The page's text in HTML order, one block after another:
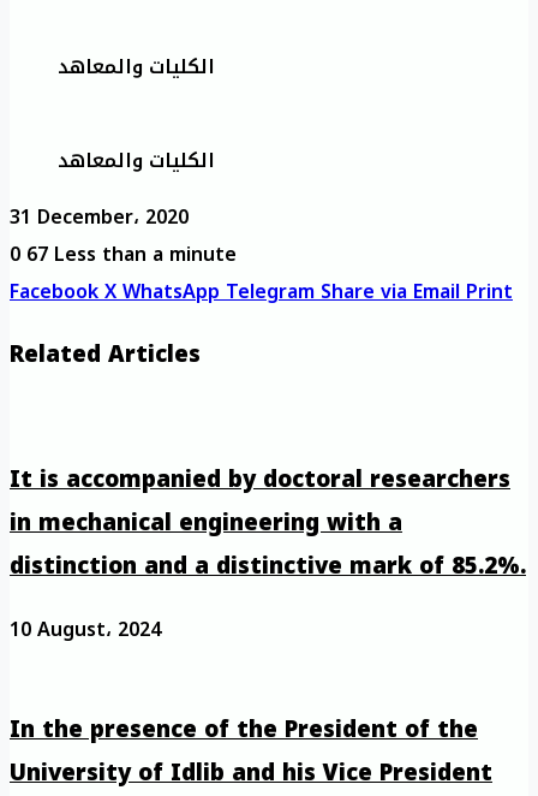
الكليات والمعاهد
الكليات والمعاهد
31 December، 2020
067Less than a minute
FacebookXWhatsAppTelegramShare via EmailPrint
Related Articles
It is accompanied by doctoral researchers
in mechanical engineering with a
distinction and a distinctive mark of 85.2%.
10 August، 2024
In the presence of the President of the
University of Idlib and his Vice President